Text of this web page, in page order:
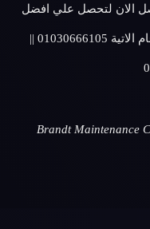
الان لتحصل علي افضل
خدمة صيانة لماركة براندت علي الأرقام الاتية 01030666105 ||